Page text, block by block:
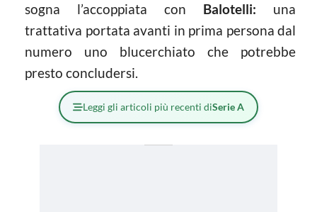
sogna l’accoppiata con Balotelli: una
trattativa portata avanti in prima persona dal
numero uno blucerchiato che potrebbe
presto concludersi.
Leggi gli articoli più recenti diSerie A